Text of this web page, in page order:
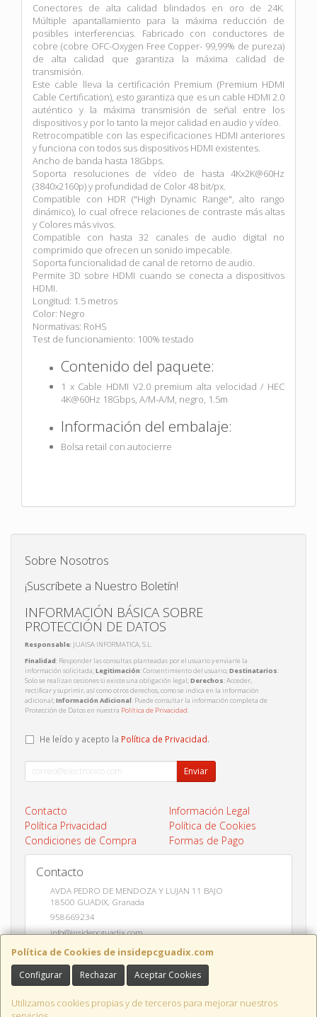
Conectores de alta calidad blindados en oro de 24K.
Múltiple apantallamiento para la máxima reducción de
posibles interferencias. Fabricado con conductores de
cobre (cobre OFC-Oxygen Free Copper- 99,99% de pureza)
de alta calidad que garantiza la máxima calidad de
transmisión.
Este cable lleva la certificación Premium (Premium HDMI
Cable Certification), esto garantiza que es un cable HDMI 2.0
auténtico y la máxima transmisión de señal entre los
dispositivos y por lo tanto la mejor calidad en audio y vídeo.
Retrocompatible con las especificaciones HDMI anteriores
y funciona con todos sus dispositivos HDMI existentes.
Ancho de banda hasta 18Gbps.
Soporta resoluciones de vídeo de hasta 4Kx2K@60Hz
(3840x2160p) y profundidad de Color 48 bit/px.
Compatible con HDR ("High Dynamic Range", alto rango
dinámico), lo cual ofrece relaciones de contraste más altas
y Colores más vivos.
Compatible con hasta 32 canales de audio digital no
comprimido que ofrecen un sonido impecable.
Soporta funcionalidad de canal de retorno de audio.
Permite 3D sobre HDMI cuando se conecta a dispositivos
HDMI.
Longitud: 1.5 metros
Color: Negro
Normativas: RoHS
Test de funcionamiento: 100% testado
Contenido del paquete:
1 x Cable HDMI V2.0 premium alta velocidad / HEC
4K@60Hz 18Gbps, A/M-A/M, negro, 1.5m
Información del embalaje:
Bolsa retail con autocierre
Política de Cookies de insidepcguadix.com
Configurar Rechazar Aceptar Cookies
Utilizamos cookies propias y de terceros para mejorar nuestros
Sobre Nosotros
¡Suscríbete a Nuestro Boletín!
INFORMACIÓN BÁSICA SOBRE
PROTECCIÓN DE DATOS
Responsable: JUAISA INFORMATICA, S.L.
Finalidad: Responder las consultas planteadas por el usuario y enviarle la
información solicitada;Legitimación: Consentimiento del usuario;Destinatarios:
Solo se realizan cesiones si existe una obligación legal;Derechos: Acceder,
rectificar y suprimir, así como otros derechos, como se indica en la información
adicional;Información Adicional: Puede consultar la información completa de
Protección de Datos en nuestra Política de Privacidad.
He leído y acepto la Política de Privacidad.
Enviar
Contacto
Información Legal
Política Privacidad
Política de Cookies
Condiciones de Compra
Formas de Pago
Contacto
AVDA PEDRO DE MENDOZA Y LUJAN 11 BAJO
18500 GUADIX, Granada
958669234
info@insidepcguadix.com
Horario